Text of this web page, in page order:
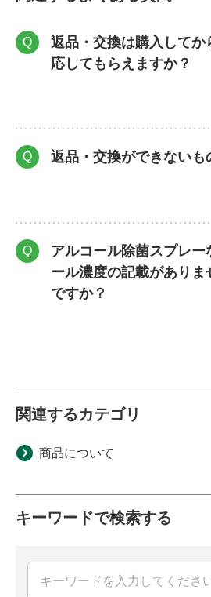
Q
返品・交換は購入して
応してもらえますか？
Q 返品・交換ができないも
Q
アルコール除菌スプレー
ール濃度の記載がありま
ですか？
関連するカテゴリ
商品について
キーワードで検索する